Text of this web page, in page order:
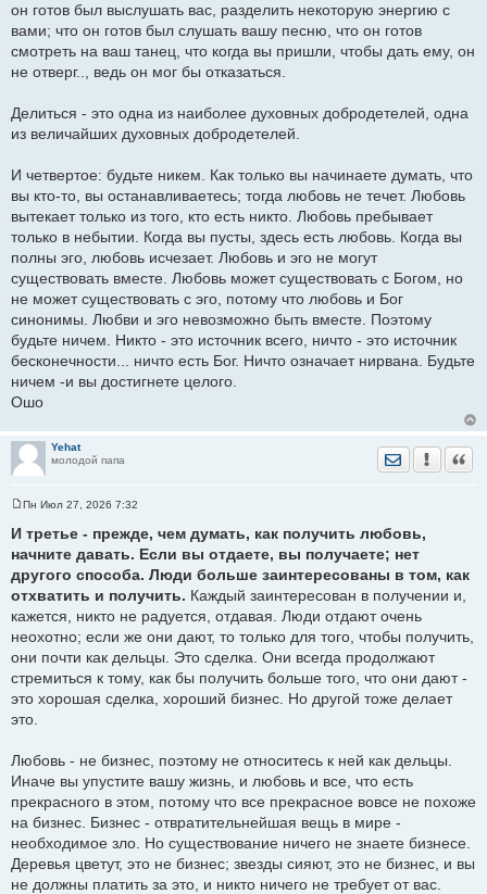
он готов был выслушать вас, разделить некоторую энергию с
вами; что он готов был слушать вашу песню, что он готов
смотреть на ваш танец, что когда вы пришли, чтобы дать ему, он
не отверг.., ведь он мог бы отказаться.
Делиться - это одна из наиболее духовных добродетелей, одна
из величайших духовных добродетелей.
И четвертое: будьте никем. Как только вы начинаете думать, что
вы кто-то, вы останавливаетесь; тогда любовь не течет. Любовь
вытекает только из того, кто есть никто. Любовь пребывает
только в небытии. Когда вы пусты, здесь есть любовь. Когда вы
полны эго, любовь исчезает. Любовь и эго не могут
существовать вместе. Любовь может существовать с Богом, но
не может существовать с эго, потому что любовь и Бог
синонимы. Любви и эго невозможно быть вместе. Поэтому
будьте ничем. Никто - это источник всего, ничто - это источник
бесконечности... ничто есть Бог. Ничто означает нирвана. Будьте
ничем -и вы достигнете целого.
Ошо
Yehat
молодой папа
Отправить
о
б
е
н
е
Пн Июл 27, 2026 7:32
И третье - прежде, чем думать, как получить любовь,
начните давать. Если вы отдаете, вы получаете; нет
другого способа. Люди больше заинтересованы в том, как
отхватить и получить. Каждый заинтересован в получении и,
кажется, никто не радуется, отдавая. Люди отдают очень
неохотно; если же они дают, то только для того, чтобы получить,
они почти как дельцы. Это сделка. Они всегда продолжают
стремиться к тому, как бы получить больше того, что они дают -
это хорошая сделка, хороший бизнес. Но другой тоже делает
это.
Любовь - не бизнес, поэтому не относитесь к ней как дельцы.
Иначе вы упустите вашу жизнь, и любовь и все, что есть
прекрасного в этом, потому что все прекрасное вовсе не похоже
на бизнес. Бизнес - отвратительнейшая вещь в мире -
необходимое зло. Но существование ничего не знаете бизнесе.
Деревья цветут, это не бизнес; звезды сияют, это не бизнес, и вы
не должны платить за это, и никто ничего не требует от вас.